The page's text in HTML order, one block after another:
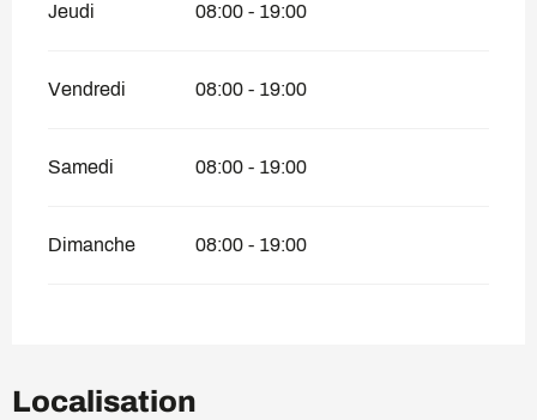
Jeudi 08:00 - 19:00
Vendredi 08:00 - 19:00
Samedi 08:00 - 19:00
Dimanche 08:00 - 19:00
Localisation